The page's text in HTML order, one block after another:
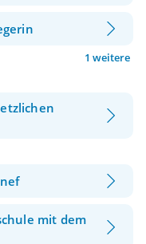
1 weitere
mit dem